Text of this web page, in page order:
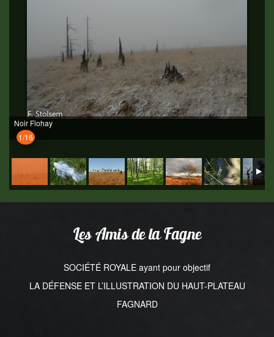
Noir Flohay
1/16
Les Amis de la Fagne
SOCIÉTÉ ROYALE ayant pour objectif
LA DÉFENSE ET L’ILLUSTRATION DU HAUT-PLATEAU
FAGNARD